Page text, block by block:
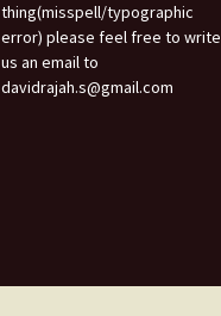
thing(misspell/typographic
error) please feel free to write
us an email to
davidrajah.s@gmail.com